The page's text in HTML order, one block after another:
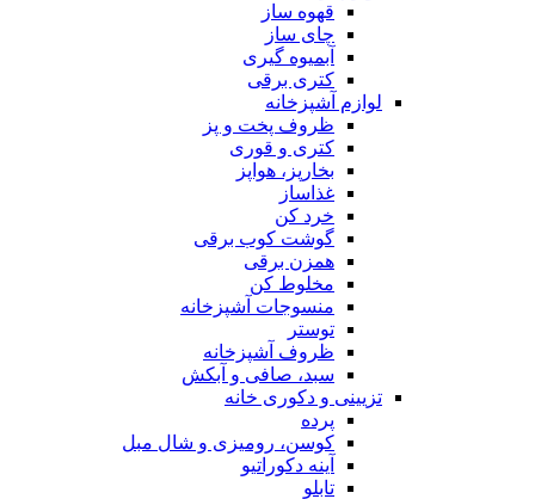
قهوه ساز
چای ساز
آبمیوه گیری
کتری برقی
لوازم آشپزخانه
ظروف پخت و پز
کتری و قوری
بخارپز، هواپز
غذاساز
خرد کن
گوشت کوب برقی
همزن برقی
مخلوط کن
منسوجات آشپزخانه
توستر
ظروف آشپزخانه
سبد، صافی و آبکش
تزیینی و دکوری خانه
پرده
کوسن، رومیزی و شال مبل
آینه دکوراتیو
تابلو